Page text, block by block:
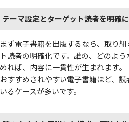
テーマ設定とターゲット読者を明確
まず電子書籍を出版するなら、取り
ト読者の明確化です。誰の、どのよ
めれば、内容に一貫性が生まれます。
おすすめされやすい電子書籍ほど、
いるケースが多いです。